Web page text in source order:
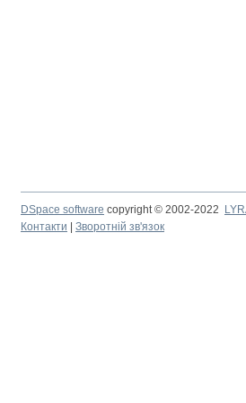
DSpace software copyright © 2002-2022
Контакти
Зворотній зв'язок